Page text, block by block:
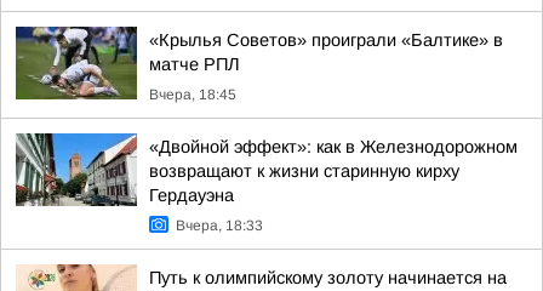
«Крылья Советов» проиграли «Балтике» в
матче РПЛ
Вчера, 18:45
«Двойной эффект»: как в Железнодорожном
возвращают к жизни старинную кирху
Гердауэна
Вчера, 18:33
Путь к олимпийскому золоту начинается на